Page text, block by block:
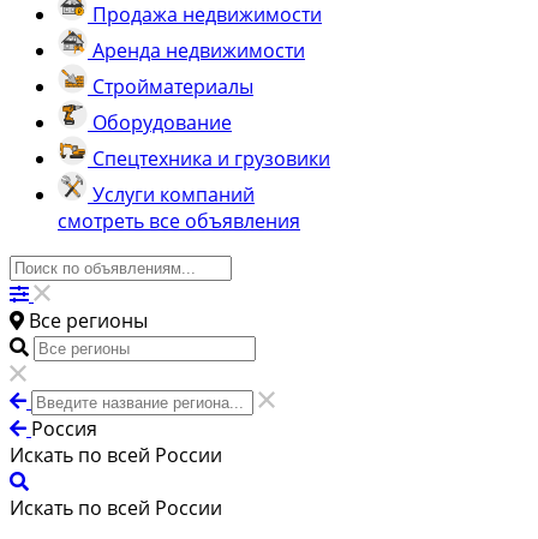
Продажа недвижимости
Аренда недвижимости
Стройматериалы
Оборудование
Спецтехника и грузовики
Услуги компаний
смотреть все объявления
Все регионы
Россия
Искать по всей России
Искать по всей России